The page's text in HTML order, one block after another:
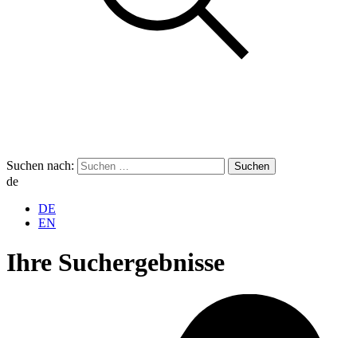
Suchen nach:
de
DE
EN
Ihre Such­ergebnisse